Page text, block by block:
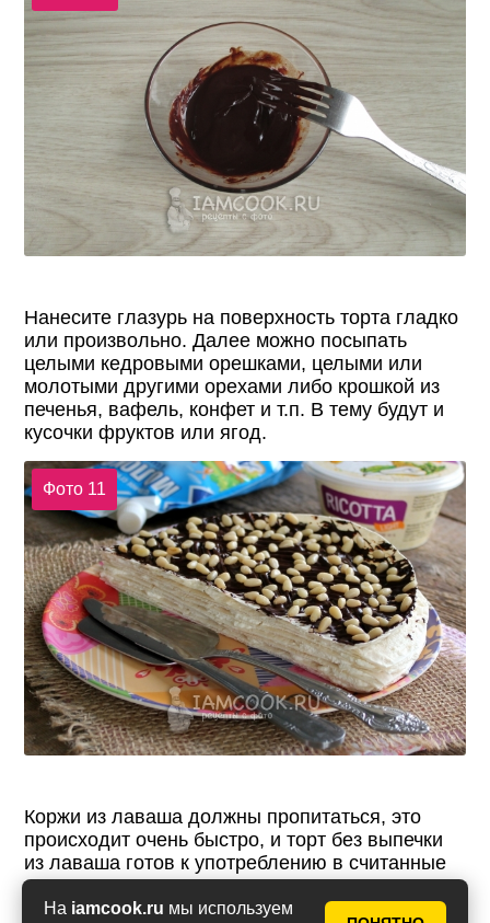
На iamcook.ru мы используем
Нанесите глазурь на поверхность торта гладко
или произвольно. Далее можно посыпать
целыми кедровыми орешками, целыми или
молотыми другими орехами либо крошкой из
печенья, вафель, конфет и т.п. В тему будут и
кусочки фруктов или ягод.
Фото 11
Коржи из лаваша должны пропитаться, это
происходит очень быстро, и торт без выпечки
из лаваша готов к употреблению в считанные
минуты. До подачи храните его в
холодильнике.